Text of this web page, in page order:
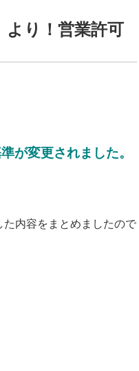
より！営業許可
が変更されました。
内容をまとめましたので